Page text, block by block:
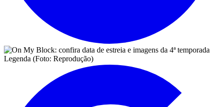
Legenda (Foto: Reprodução)